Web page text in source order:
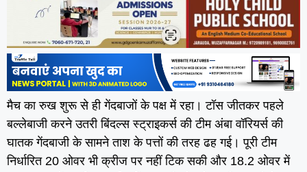
मैच का रुख शुरू से ही गेंदबाजों के पक्ष में रहा। टॉस जीतकर पहले
बल्लेबाजी करने उतरी बिंदल्स स्ट्राइकर्स की टीम अंबा वॉरियर्स की
घातक गेंदबाजी के सामने ताश के पत्तों की तरह ढह गई। पूरी टीम
निर्धारित 20 ओवर भी क्रीज पर नहीं टिक सकी और 18.2 ओवर में